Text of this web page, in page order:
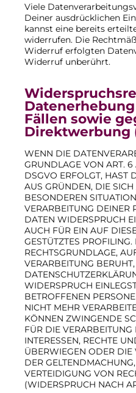
Viele
Deiner ausdrücklichen
kannst eine bereits
widerrufen. Die
Widerruf erfolgten
Widerruf unberührt.
Fällen sowie
Direktwerbung
WENN DIE
GRUNDLAGE VON ART. 6
DSGVO ERFOLGT, HAST
AUS GRÜNDEN, DIE
BESONDEREN
VERARBEITUNG DEINER
DATEN WIDERSPRUCH
AUCH FÜR EIN AUF
GESTÜTZTES
RECHTSGRUNDLAGE,
VERARBEITUNG
WIDERSPRUCH
BETROFFENEN
NICHT MEHR
KÖNNEN ZWINGENDE
FÜR DIE
INTERESSEN, RECHTE
ÜBERWIEGEN ODER DIE
DER
VERTEIDIGUNG VON
(WIDERSPRUCH NACH